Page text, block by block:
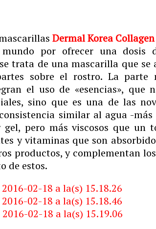
Dermal Korea Collagen
por ofrecer una dosis
trata de una mascarilla que se
sobre el rostro. La parte
el uso de «esencias», que
sino que es una de las
similar al agua -más
pero más viscosos que un
y vitaminas que son
productos, y complementan
de estos.